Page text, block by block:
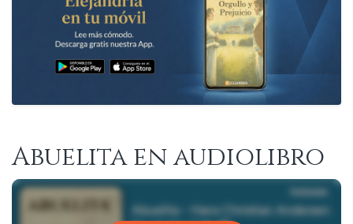
Abuelita en audiolibro